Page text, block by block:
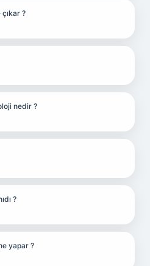
çıkar ?
nedir ?
?
yapar ?